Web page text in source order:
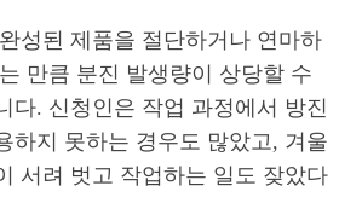
성된 제품을 절단하거나 연마하
만큼 분진 발생량이 상당할 수
다. 신청인은 작업 과정에서 방진
하지 못하는 경우도 많았고, 겨울
서려 벗고 작업하는 일도 잦았다